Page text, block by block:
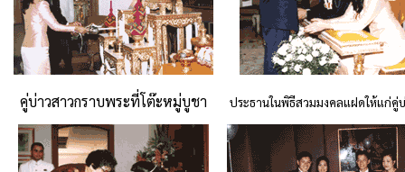
คู่บ่าวสาวกราบพระที่โต๊ะหมู่บูชา ประธานในพิธีสวมมงคลแฝดให้แก่คู่